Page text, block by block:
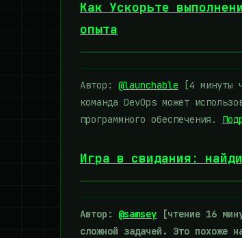
Как Ускорьте
опыта
Автор: @launchable [4 минуты
команда DevOps может
программного обеспечения.
Игра в свидания:
Автор: @samsey [чтение 16
сложной задачей. Это похоже